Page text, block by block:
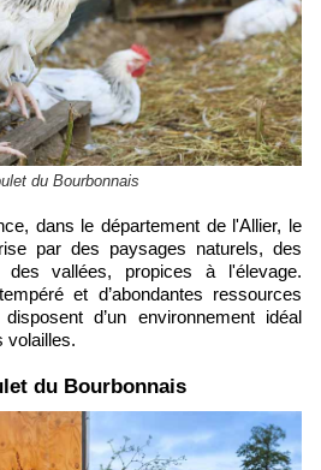
du Bourbonnais
par des paysages naturels, des
des vallées, propices à l'élevage.
et d’abondantes ressources
d’un environnement idéal
volailles.
du Bourbonnais